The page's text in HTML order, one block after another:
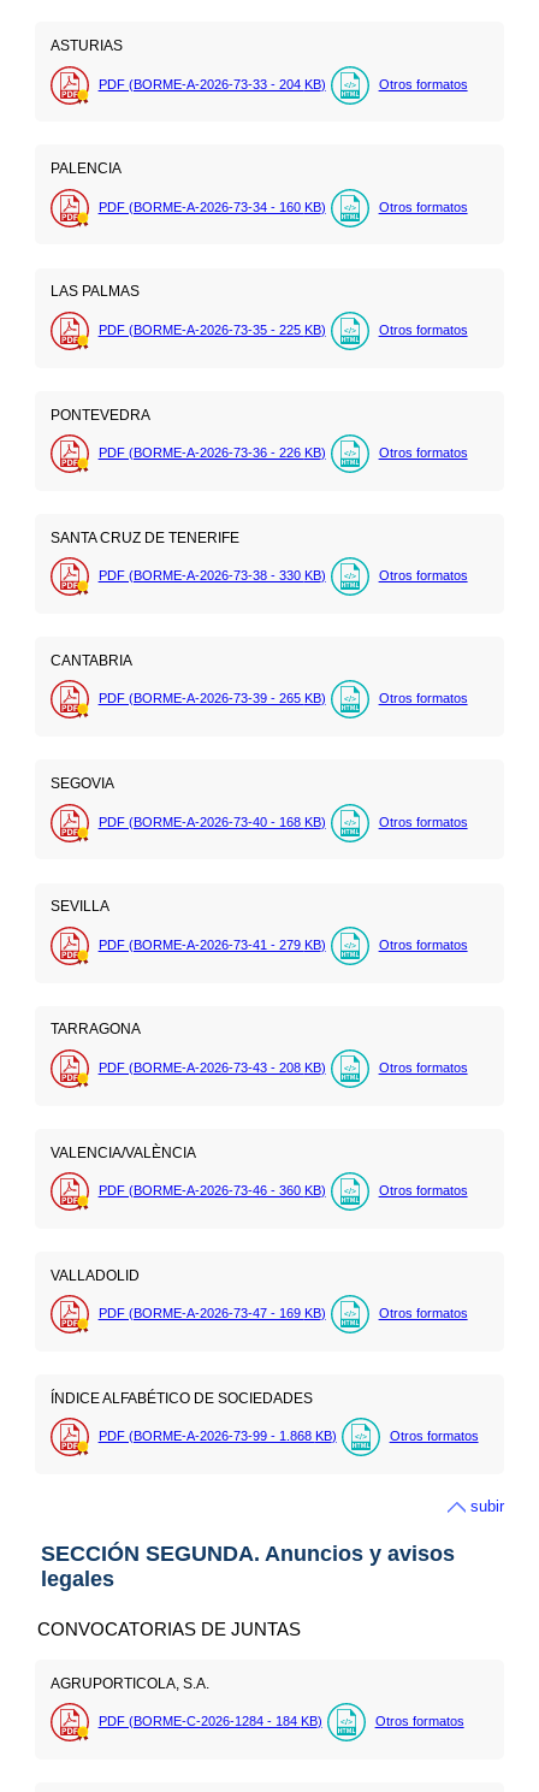
ASTURIAS
PDF (BORME-A-2026-73-33 - 204 KB) Otros formatos
PALENCIA
PDF (BORME-A-2026-73-34 - 160 KB) Otros formatos
LAS PALMAS
PDF (BORME-A-2026-73-35 - 225 KB) Otros formatos
PONTEVEDRA
PDF (BORME-A-2026-73-36 - 226 KB) Otros formatos
SANTA CRUZ DE TENERIFE
PDF (BORME-A-2026-73-38 - 330 KB) Otros formatos
CANTABRIA
PDF (BORME-A-2026-73-39 - 265 KB) Otros formatos
SEGOVIA
PDF (BORME-A-2026-73-40 - 168 KB) Otros formatos
SEVILLA
PDF (BORME-A-2026-73-41 - 279 KB) Otros formatos
TARRAGONA
PDF (BORME-A-2026-73-43 - 208 KB) Otros formatos
VALENCIA/VALÈNCIA
PDF (BORME-A-2026-73-46 - 360 KB) Otros formatos
VALLADOLID
PDF (BORME-A-2026-73-47 - 169 KB) Otros formatos
ÍNDICE ALFABÉTICO DE SOCIEDADES
PDF (BORME-A-2026-73-99 - 1.868 KB) Otros formatos
subir
SECCIÓN SEGUNDA. Anuncios y avisos
legales
CONVOCATORIAS DE JUNTAS
AGRUPORTICOLA, S.A.
PDF (BORME-C-2026-1284 - 184 KB) Otros formatos